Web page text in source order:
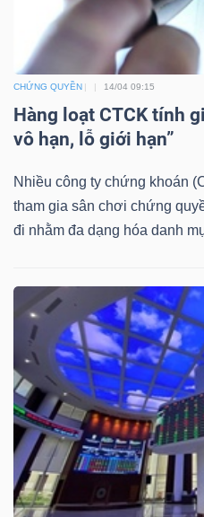
CHỨNG QUYỀN 14/04 09:15
Hàng loạt CTCK tính
vô hạn, lỗ giới hạn”
Nhiều công ty chứng khoán
tham gia sân chơi chứng
đi nhằm đa dạng hóa danh
Tin
tức
(-)
Bài
viết
của
tác
Báo
cáo
phân
tích
(-)
Thuật